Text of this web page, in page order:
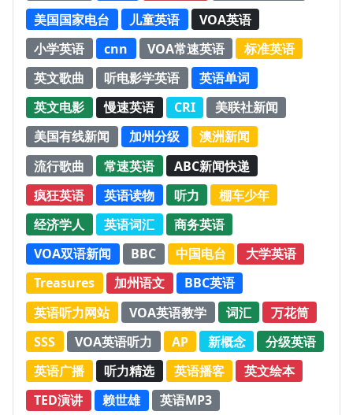
美国国家电台
儿童英语
VOA英语
小学英语
cnn VOA常速英语
标准英语
英文歌曲
听电影学英语
英语单词
英文电影
慢速英语 CRI
美联社新闻
美国有线新闻
加州分级
澳洲新闻
流行歌曲
常速英语
ABC新闻快递
疯狂英语
英语读物 听力
棚车少年
经济学人
英语词汇
商务英语
VOA双语新闻
BBC 中国电台
大学英语
Treasures
加州语文
BBC英语
英语听力网站
VOA英语教学 词汇
万花筒
SSS
VOA英语听力 AP 新概念
分级英语
英语广播
听力精选 英语播客
英文绘本
TED演讲
赖世雄 英语MP3